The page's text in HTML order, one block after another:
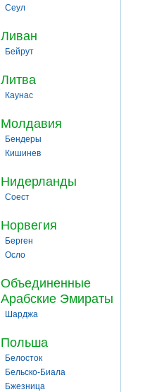
Сеул
Ливан
Бейрут
Литва
Каунас
Молдавия
Бендеры
Кишинев
Нидерланды
Соест
Норвегия
Берген
Осло
Объединенные
Арабские Эмираты
Шарджа
Польша
Белосток
Бельско-Биала
Бжезница